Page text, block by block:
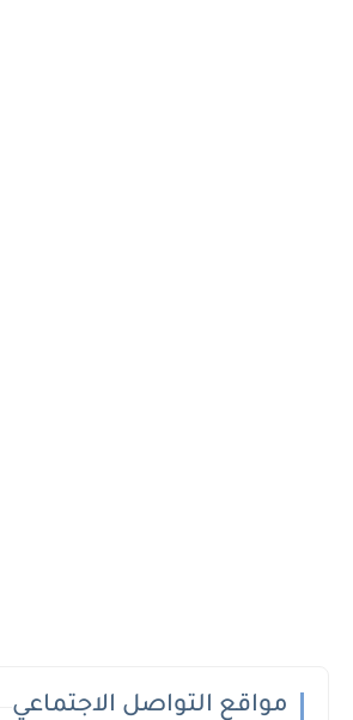
مواقع التواصل الاجتماعي